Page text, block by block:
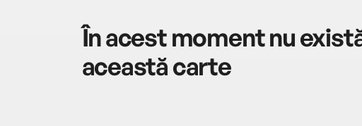
În acest moment nu
această carte